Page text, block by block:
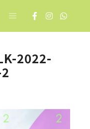
2022-